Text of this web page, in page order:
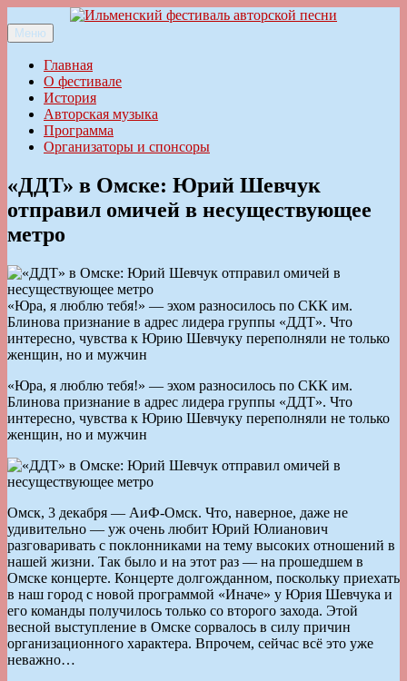
к
содержимому
Ильменский фестиваль авторской песни
Меню
Главная
О фестивале
История
Авторская музыка
Программа
Организаторы и спонсоры
«ДДТ» в Омске: Юрий Шевчук
отправил омичей в несуществующее
метро
«Юра, я люблю тебя!» — эхом разносилось по СКК им.
Блинова признание в адрес лидера группы «ДДТ». Что
интересно, чувства к Юрию Шевчуку переполняли не только
женщин, но и мужчин
«Юра, я люблю тебя!» — эхом разносилось по СКК им.
Блинова признание в адрес лидера группы «ДДТ». Что
интересно, чувства к Юрию Шевчуку переполняли не только
женщин, но и мужчин
Омск, 3 декабря — АиФ-Омск. Что, наверное, даже не
удивительно — уж очень любит Юрий Юлианович
разговаривать с поклонниками на тему высоких отношений в
нашей жизни. Так было и на этот раз — на прошедшем в
Омске концерте. Концерте долгожданном, поскольку приехать
в наш город с новой программой «Иначе» у Юрия Шевчука и
его команды получилось только со второго захода. Этой
весной выступление в Омске сорвалось в силу причин
организационного характера. Впрочем, сейчас всё это уже
неважно…